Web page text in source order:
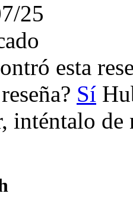
25
esta
Sí
inténtalo de